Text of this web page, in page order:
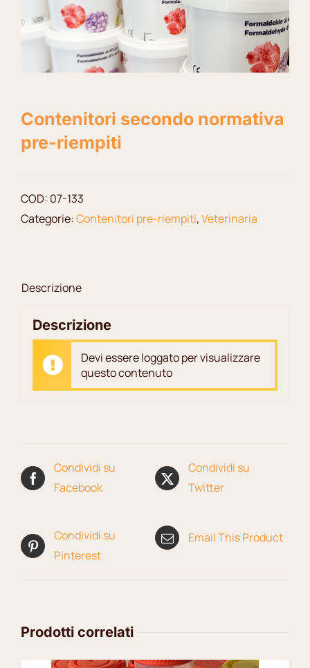
Contenitori secondo normativa
pre-riempiti
COD: 07-133
Categorie:Contenitori pre-riempiti,Veterinaria
Descrizione
Descrizione
Devi essere loggato per visualizzare
questo contenuto
Condividi su
Facebook
Condividi su
Twitter
Condividi su
Pinterest
Email This Product
Prodotti correlati